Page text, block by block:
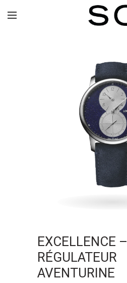
EXCELLENCE –
RÉGULATEUR
AVENTURINE